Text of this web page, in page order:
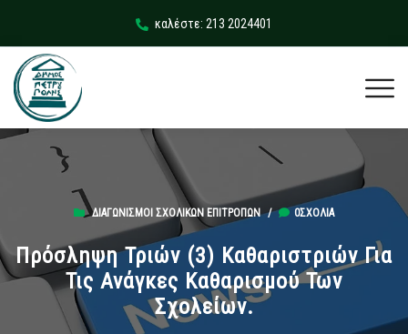
καλέστε: 213 2024401
ΔΙΑΓΩΝΙΣΜΟΊ ΣΧΟΛΙΚΏΝ ΕΠΙΤΡΟΠΏΝ/ 0ΣΧΌΛΙΑ
Πρόσληψη Τριών (3) Καθαριστριών Για
Τις Ανάγκες Καθαρισμού Των
Σχολείων.